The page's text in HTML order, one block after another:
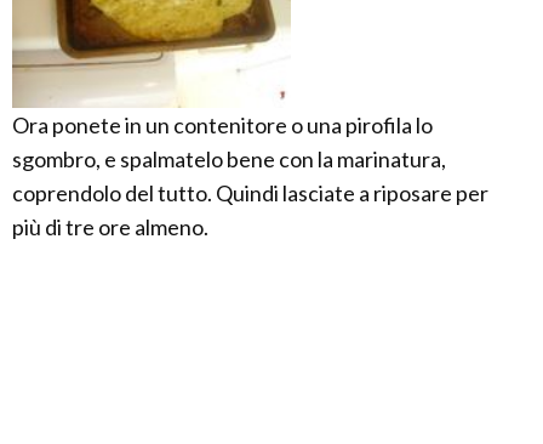
Ora ponete in un contenitore o una pirofila lo
sgombro, e spalmatelo bene con la marinatura,
coprendolo del tutto. Quindi lasciate a riposare per
più di tre ore almeno.